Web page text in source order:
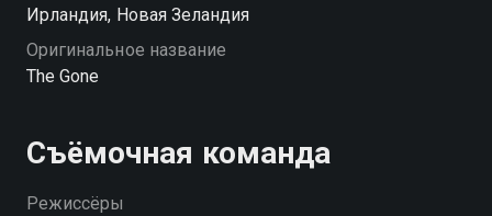
Ирландия, Новая Зеландия
Оригинальное название
The Gone
Съёмочная команда
Режиссёры